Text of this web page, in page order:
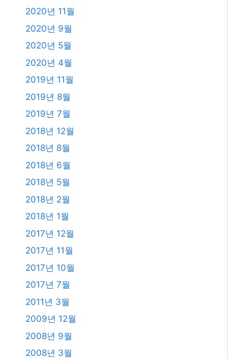
2020년 11월
2020년 9월
2020년 5월
2020년 4월
2019년 11월
2019년 8월
2019년 7월
2018년 12월
2018년 8월
2018년 6월
2018년 5월
2018년 2월
2018년 1월
2017년 12월
2017년 11월
2017년 10월
2017년 7월
2011년 3월
2009년 12월
2008년 9월
2008년 3월